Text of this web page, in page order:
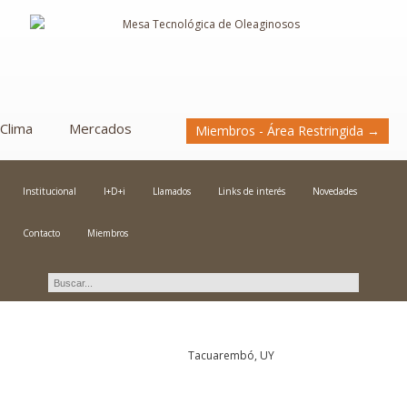
Clima Mercados Miembros - Área Restringida →
Institucional I+D+i Llamados Links de interés Novedades
Contacto Miembros
Tacuarembó, UY